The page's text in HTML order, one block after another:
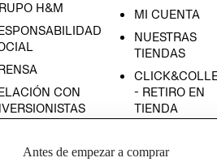
H&M
CON
MI CUENTA
NUESTRAS
TIENDAS
- RETIRO EN
TIENDA
CONDICIONES
Antes de empezar a comprar